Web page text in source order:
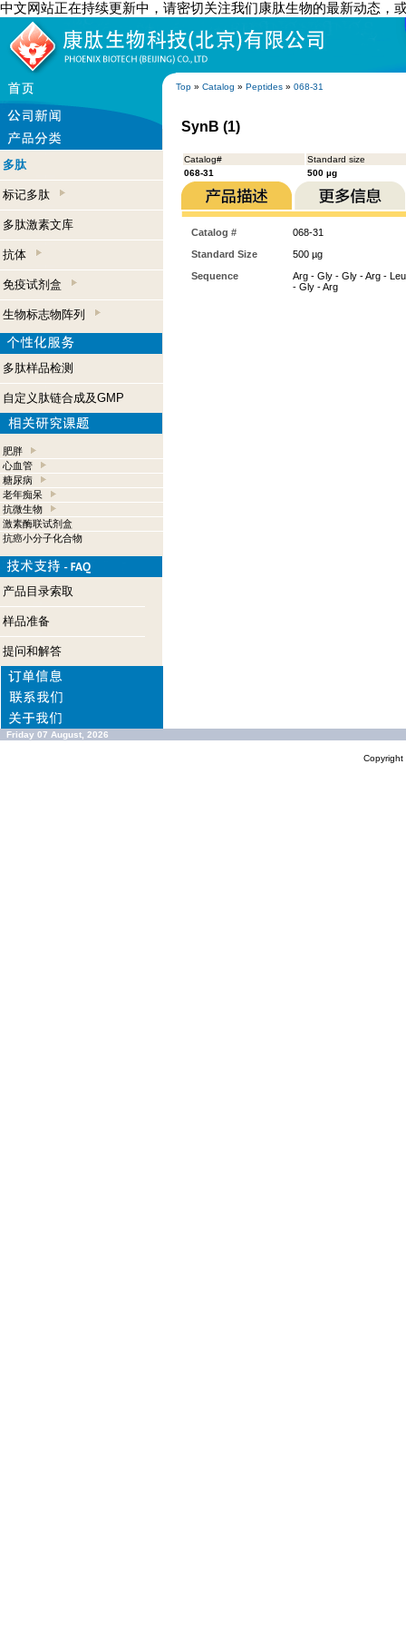
中文网站正在持续更新中，请密切关注我们康肽生物的最新动态，
Top » Catalog » Peptides » 068-31
多肽
标记多肽
多肽激素文库
抗体
免疫试剂盒
生物标志物阵列
多肽样品检测
自定义肽链合成及GMP
肥胖
心血管
糖尿病
老年痴呆
抗微生物
激素酶联试剂盒
抗癌小分子化合物
产品目录索取
样品准备
提问和解答
SynB (1)
Catalog#
Standard size
068-31
500 µg
Catalog #
068-31
Standard Size
500 µg
Sequence
Arg - Gly - Gly - Arg -
- Gly - Arg
Friday 07 August, 2026